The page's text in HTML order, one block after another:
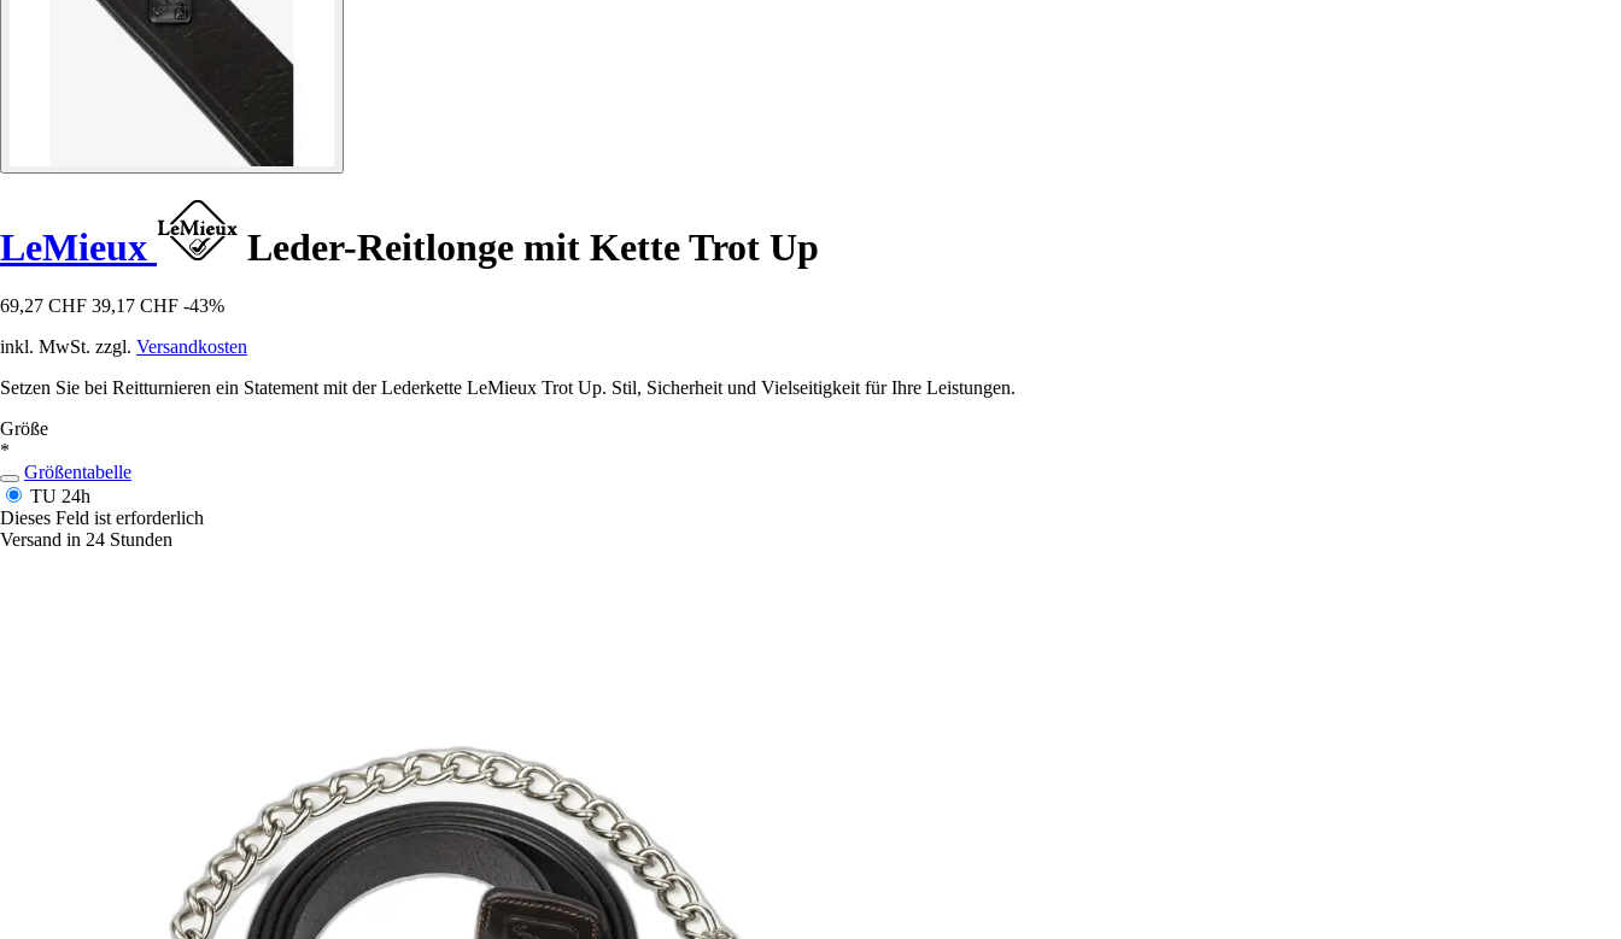
LeMieux Leder-Reitlonge mit Kette Trot Up
69,27 CHF 39,17 CHF -43%
inkl. MwSt. zzgl. Versandkosten
Setzen Sie bei Reitturnieren ein Statement mit der Lederkette LeMieux Trot Up. Stil, Sicherheit und Vielseitigkeit für Ihre Leistungen.
Größe
*
Größentabelle
TU 24h
Dieses Feld ist erforderlich
Versand in 24 Stunden